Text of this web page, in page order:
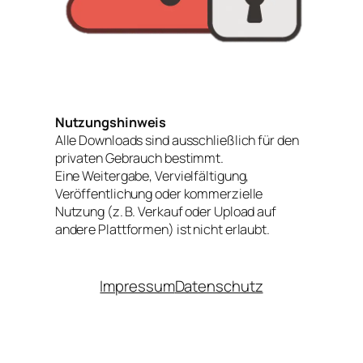
Nutzungshinweis
Alle Downloads sind ausschließlich für den
privaten Gebrauch bestimmt.
Eine Weitergabe, Vervielfältigung,
Veröffentlichung oder kommerzielle
Nutzung (z. B. Verkauf oder Upload auf
andere Plattformen) ist nicht erlaubt.
ImpressumDatenschutz